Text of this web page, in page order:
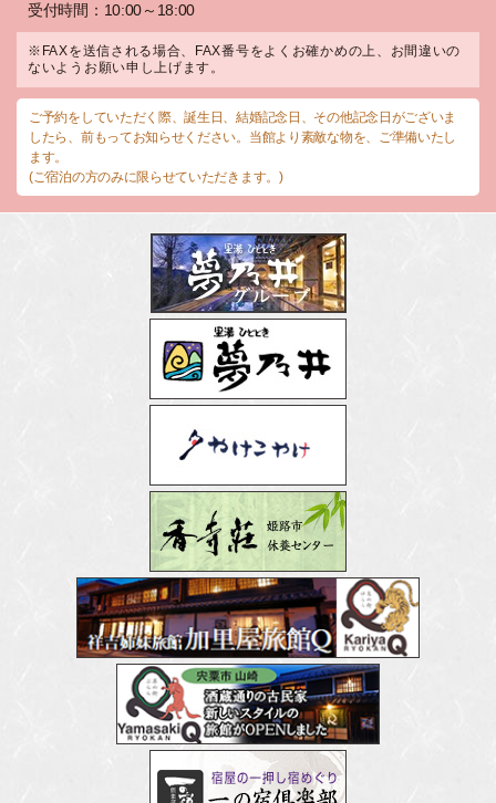
受付時間：10:00～18:00
※FAXを送信される場合、FAX番号をよくお確かめの上、お間違いの
ないようお願い申し上げます。
ご予約をしていただく際、誕生日、結婚記念日、その他記念日がございま
したら、前もってお知らせください。当館より素敵な物を、ご準備いたし
ます。
(ご宿泊の方のみに限らせていただきます。)